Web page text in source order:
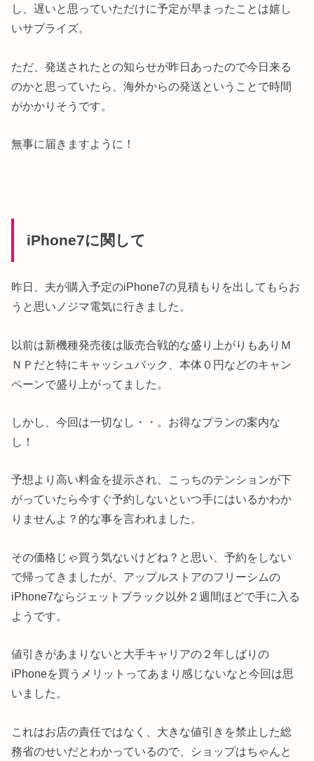
し、遅いと思っていただけに予定が早まったことは嬉し
いサプライズ。
ただ、発送されたとの知らせが昨日あったので今日来る
のかと思っていたら、海外からの発送ということで時間
がかかりそうです。
無事に届きますように！
iPhone7に関して
昨日、夫が購入予定のiPhone7の見積もりを出してもらお
うと思いノジマ電気に行きました。
以前は新機種発売後は販売合戦的な盛り上がりもありＭ
ＮＰだと特にキャッシュバック、本体０円などのキャン
ペーンで盛り上がってました。
しかし、今回は一切なし・・。お得なプランの案内な
し！
予想より高い料金を提示され、こっちのテンションが下
がっていたら今すぐ予約しないといつ手にはいるかわか
りませんよ？的な事を言われました。
その価格じゃ買う気ないけどね？と思い、予約をしない
で帰ってきましたが、アップルストアのフリーシムの
iPhone7ならジェットブラック以外２週間ほどで手に入る
ようです。
値引きがあまりないと大手キャリアの２年しばりの
iPhoneを買うメリットってあまり感じないなと今回は思
いました。
これはお店の責任ではなく、大きな値引きを禁止した総
務省のせいだとわかっているので、ショップはちゃんと